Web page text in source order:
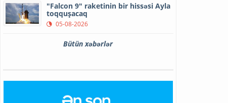
"Falcon 9" raketinin bir hissəsi Ayla
toqquşacaq
05-08-2026
Bütün xəbərlər